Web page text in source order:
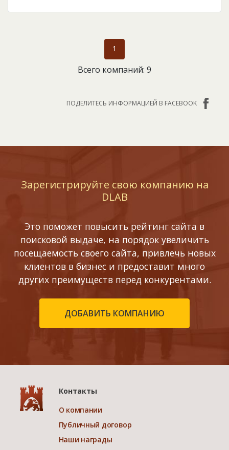
1
Всего компаний: 9
ПОДЕЛИТЕСЬ ИНФОРМАЦИЕЙ В FACEBOOK
Зарегистрируйте свою компанию на
DLAB
Это поможет повысить рейтинг сайта в
поисковой выдаче, на порядок увеличить
посещаемость своего сайта, привлечь новых
клиентов в бизнес и предоставит много
других преимуществ перед конкурентами.
ДОБАВИТЬ КОМПАНИЮ
Контакты
О компании
Публичный договор
Наши награды